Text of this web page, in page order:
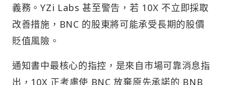
義務。YZi Labs 甚至警告，若 10X 不立即採取
改善措施，BNC 的股東將可能承受長期的股價
貶值風險。
通知書中最核心的指控，是來自市場可靠消息指
出，10X 正考慮使 BNC 放棄原先承諾的 BNB